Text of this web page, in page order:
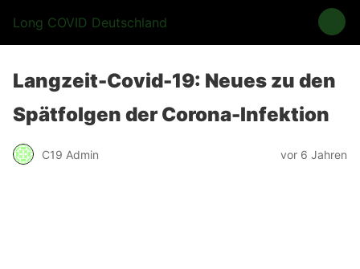
Long COVID Deutschland
Langzeit-Covid-19: Neues zu den
Spätfolgen der Corona-Infektion
C19 Admin vor 6 Jahren